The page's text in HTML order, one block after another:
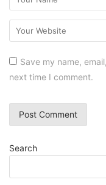
Save my name,
next time I comment.
Search